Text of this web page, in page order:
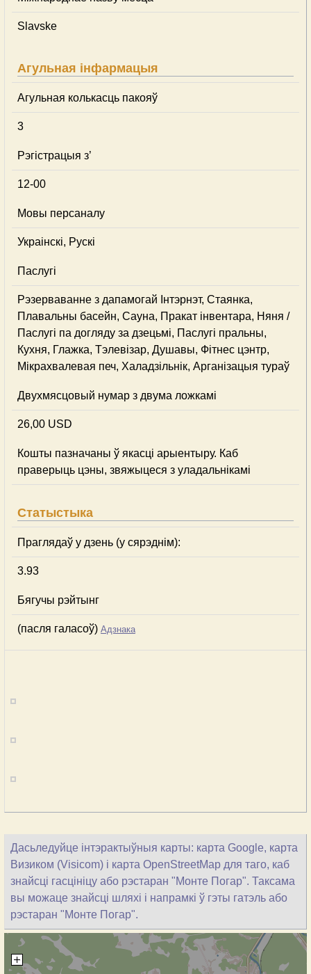
Slavske
Агульная інфармацыя
Агульная колькасць пакояў
3
Рэгістрацыя з’
12-00
Мовы персаналу
Украінскі, Рускі
Паслугі
Рэзерваванне з дапамогай Інтэрнэт, Стаянка,
Плавальны басейн, Сауна, Пракат інвентара, Няня /
Паслугі па догляду за дзецьмі, Паслугі пральны,
Кухня, Глажка, Тэлевізар, Душавы, Фітнес цэнтр,
Мікрахвалевая печ, Халадзільнік, Арганізацыя тураў
Двухмясцовый нумар з двума ложкамі
26,00 USD
Кошты пазначаны ў якасці арыентыру. Каб
праверыць цэны, звяжыцеся з уладальнікамі
Статыстыка
Праглядаў у дзень (у сярэднім):
3.93
Бягучы рэйтынг
(пасля галасоў) Адзнака
Дасьледуйце інтэрактыўныя карты: карта Google, карта
Визиком (Visicom) і карта OpenStreetMap для таго, каб
знайсці гасцініцу або рэстаран "Монте Погар". Таксама
вы можаце знайсці шляхі і напрамкі ў гэты гатэль або
рэстаран "Монте Погар".